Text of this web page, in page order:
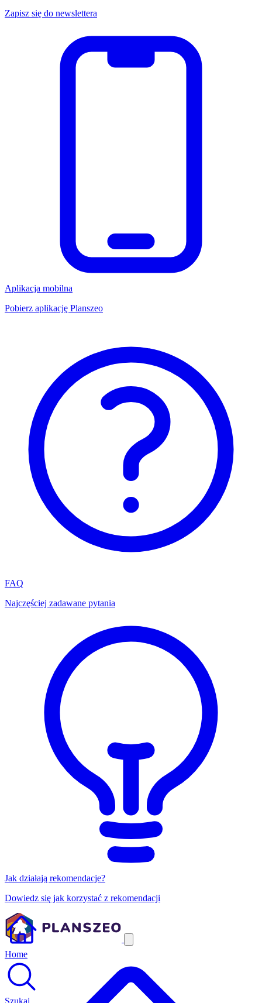
Zapisz się do newslettera
Aplikacja mobilna
Pobierz aplikację Planszeo
FAQ
Najczęściej zadawane pytania
Jak działają rekomendacje?
Dowiedz się jak korzystać z rekomendacji
Home
Szukaj